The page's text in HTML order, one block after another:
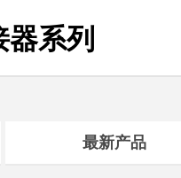
系列
最新产品